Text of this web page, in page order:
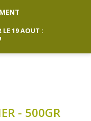
LE 19 AOUT :
- 500GR